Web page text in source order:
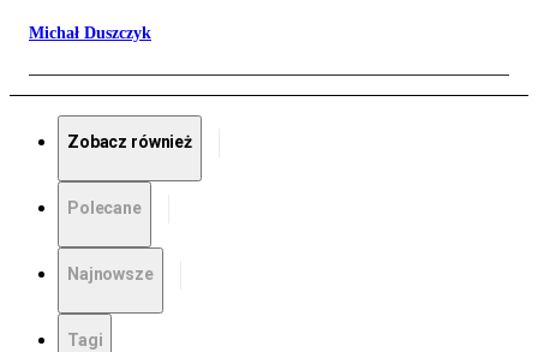
Michał Duszczyk
Zobacz również
Polecane
Najnowsze
Tagi